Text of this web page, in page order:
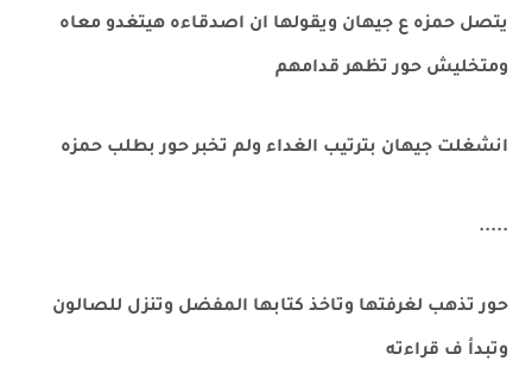
يتصل حمزه ع جيهان ويقولها ان اصدقاءه هيتغدو معاه
ومتخليش حور تظهر قدامهم
انشغلت جيهان بترتيب الغداء ولم تخبر حور بطلب حمزه
.....
حور تذهب لغرفتها وتاخذ كتابها المفضل وتنزل للصالون
وتبدأ ف قراءته